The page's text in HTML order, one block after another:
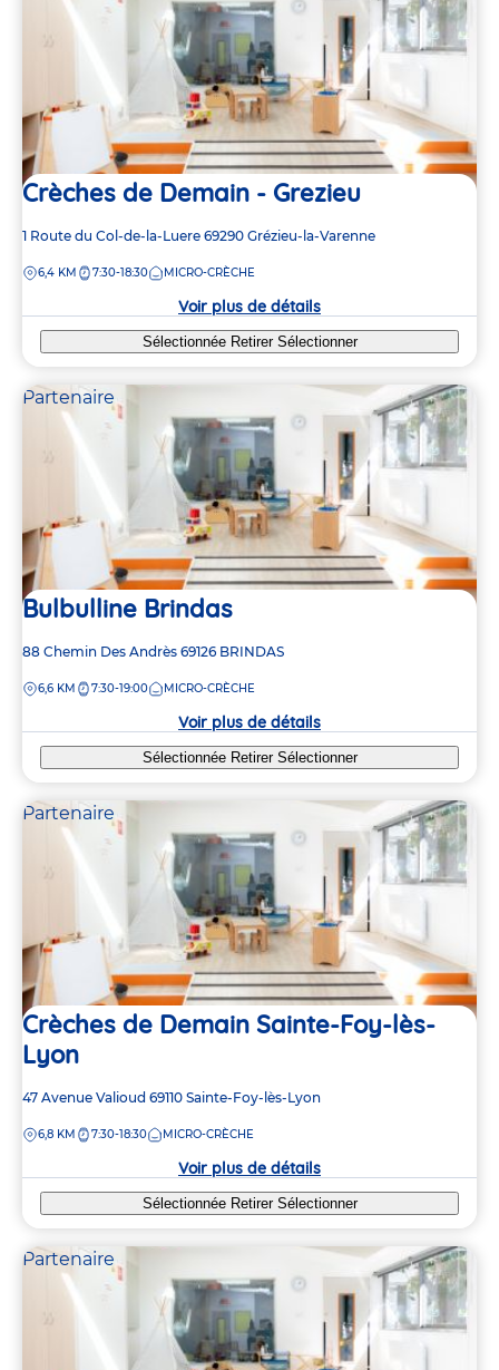
Crèches de Demain - Grezieu
Adresse
la
1 Route du Col-de-la-Luere 69290 Grézieu-la-Varenne
DISTANCE
6,4 KM 7:30-18:30 MICRO-CRÈCHE
Voir plus de détails
Sélectionnée Retirer Sélectionner
Partenaire
Bulbulline Brindas
Adresse
la
88 Chemin Des Andrès 69126 BRINDAS
DISTANCE
6,6 KM 7:30-19:00 MICRO-CRÈCHE
Voir plus de détails
Sélectionnée Retirer Sélectionner
Partenaire
Crèches de Demain Sainte-Foy-lès-
Lyon
Adresse
la
47 Avenue Valioud 69110 Sainte-Foy-lès-Lyon
DISTANCE
6,8 KM 7:30-18:30 MICRO-CRÈCHE
Voir plus de détails
Sélectionnée Retirer Sélectionner
Partenaire